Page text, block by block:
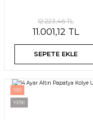
12.223,46 TL
11.001,12 TL
SEPETE EKLE
%10
YENİ